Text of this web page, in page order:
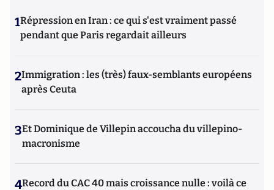
1Répression en Iran : ce qui s'est vraiment passé
pendant que Paris regardait ailleurs
2Immigration : les (très) faux-semblants européens
après Ceuta
3Et Dominique de Villepin accoucha du villepino-
macronisme
4Record du CAC 40 mais croissance nulle : voilà ce